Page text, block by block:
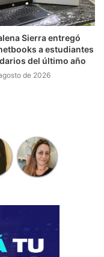
Sierra entregó
a estudiantes
del último año
de 2026